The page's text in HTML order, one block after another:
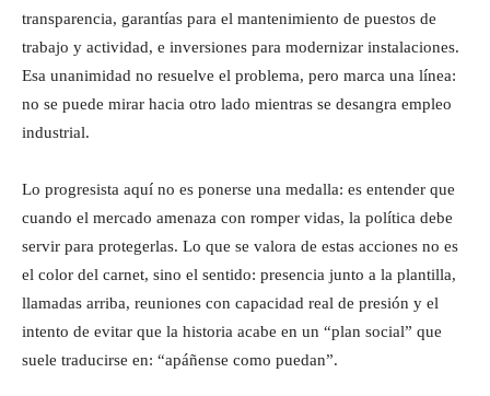
transparencia, garantías para el mantenimiento de puestos de
trabajo y actividad, e inversiones para modernizar instalaciones.
Esa unanimidad no resuelve el problema, pero marca una línea:
no se puede mirar hacia otro lado mientras se desangra empleo
industrial.
Lo progresista aquí no es ponerse una medalla: es entender que
cuando el mercado amenaza con romper vidas, la política debe
servir para protegerlas. Lo que se valora de estas acciones no es
el color del carnet, sino el sentido: presencia junto a la plantilla,
llamadas arriba, reuniones con capacidad real de presión y el
intento de evitar que la historia acabe en un “plan social” que
suele traducirse en: “apáñense como puedan”.